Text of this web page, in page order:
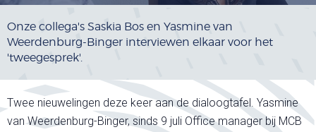
Onze collega's Saskia Bos en Yasmine van
Weerdenburg-Binger interviewen elkaar voor het
'tweegesprek'.
Twee nieuwelingen deze keer aan de dialoogtafel. Yasmine
van Weerdenburg-Binger, sinds 9 juli Office manager bij MCB